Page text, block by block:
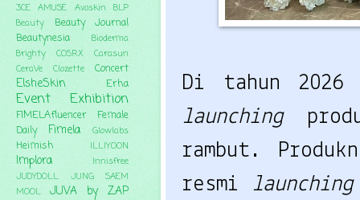
Di tahun
launching
rambut.
resmi
3CE AMUSE Avoskin BLP
Beauty
Beauty Journal
Beautynesia
Bioderma
Brighty
COSRX
Carasun
CeraVe
Clozette Concert
ElsheSkin Erha
Event Exhibition
FIMELAfluencer
Female
Daily
Fimela Glowlabs
Heimish ILLIYOON
Implora
Innisfree
JUDYDOLL
JUNG SAEM
MOOL
JUVA by ZAP